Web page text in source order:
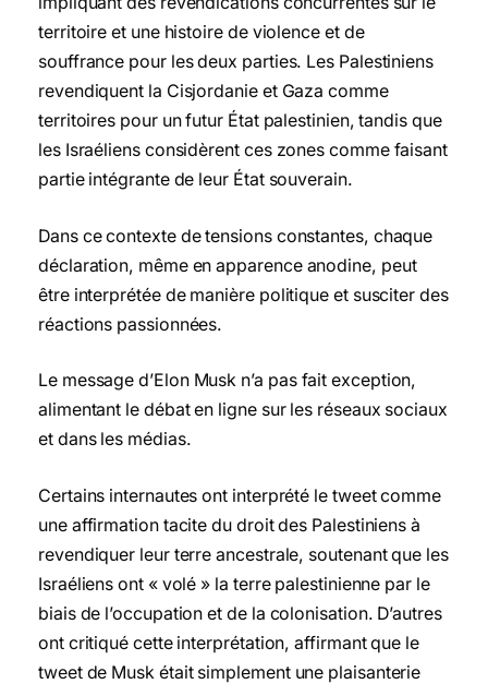
territoire et une histoire de violence et de
souffrance pour les deux parties. Les Palestiniens
revendiquent la Cisjordanie et Gaza comme
territoires pour un futur État palestinien, tandis que
les Israéliens considèrent ces zones comme faisant
partie intégrante de leur État souverain.
Dans ce contexte de tensions constantes, chaque
déclaration, même en apparence anodine, peut
être interprétée de manière politique et susciter des
réactions passionnées.
Le message d’Elon Musk n’a pas fait exception,
alimentant le débat en ligne sur les réseaux sociaux
et dans les médias.
Certains internautes ont interprété le tweet comme
une affirmation tacite du droit des Palestiniens à
revendiquer leur terre ancestrale, soutenant que les
Israéliens ont « volé » la terre palestinienne par le
biais de l’occupation et de la colonisation. D’autres
ont critiqué cette interprétation, affirmant que le
tweet de Musk était simplement une plaisanterie